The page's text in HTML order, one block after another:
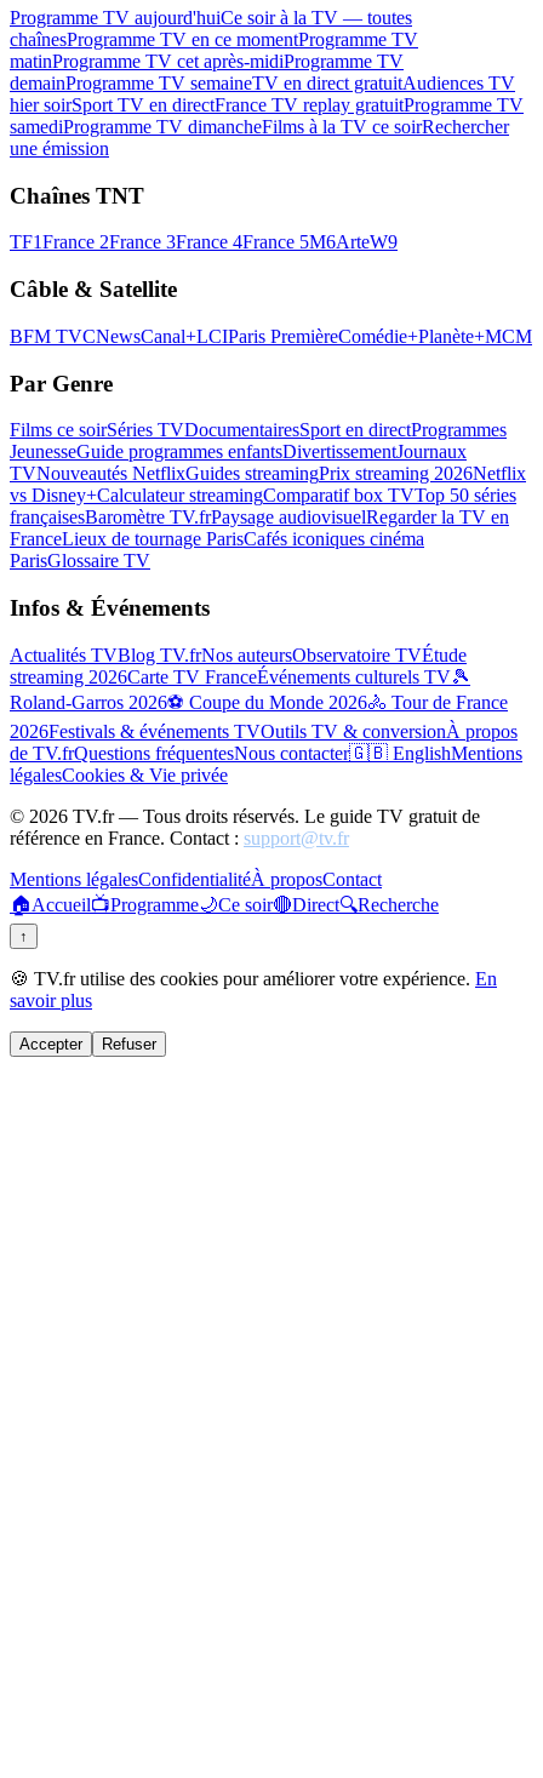
Programme TV aujourd'huiCe soir à la TV — toutes
chaînesProgramme TV en ce momentProgramme TV
matinProgramme TV cet après-midiProgramme TV
demainProgramme TV semaineTV en direct gratuitAudiences TV
hier soirSport TV en directFrance TV replay gratuitProgramme TV
samediProgramme TV dimancheFilms à la TV ce soirRechercher
une émission
Chaînes TNT
TF1France 2France 3France 4France 5M6ArteW9
Câble & Satellite
BFM TVCNewsCanal+LCIParis PremièreComédie+Planète+MCM
Par Genre
Films ce soirSéries TVDocumentairesSport en directProgrammes
JeunesseGuide programmes enfantsDivertissementJournaux
TVNouveautés NetflixGuides streamingPrix streaming 2026Netflix
vs Disney+Calculateur streamingComparatif box TVTop 50 séries
françaisesBaromètre TV.frPaysage audiovisuelRegarder la TV en
FranceLieux de tournage ParisCafés iconiques cinéma
ParisGlossaire TV
Infos & Événements
Actualités TVBlog TV.frNos auteursObservatoire TVÉtude
streaming 2026Carte TV FranceÉvénements culturels TV🎾
Roland-Garros 2026⚽ Coupe du Monde 2026🚴 Tour de France
2026Festivals & événements TVOutils TV & conversionÀ propos
de TV.frQuestions fréquentesNous contacter🇬🇧 EnglishMentions
légalesCookies & Vie privée
© 2026 TV.fr — Tous droits réservés. Le guide TV gratuit de
référence en France. Contact : support@tv.fr
Mentions légalesConfidentialitéÀ proposContact
🏠Accueil📺Programme🌙Ce soir🔴Direct🔍Recherche
↑
🍪 TV.fr utilise des cookies pour améliorer votre expérience. En
savoir plus
Accepter Refuser